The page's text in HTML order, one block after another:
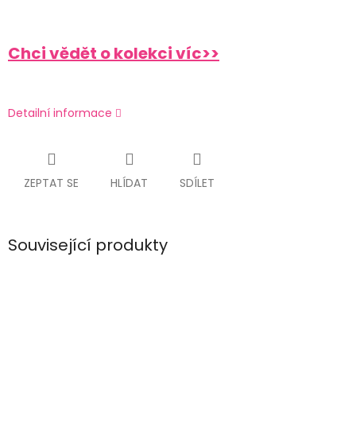
Chci vědět o kolekci víc>>
Detailní informace
ZEPTAT SE HLÍDAT SDÍLET
Související produkty